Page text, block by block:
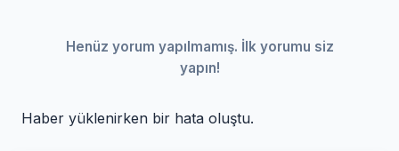
Henüz yorum yapılmamış. İlk yorumu siz
yapın!
Haber yüklenirken bir hata oluştu.